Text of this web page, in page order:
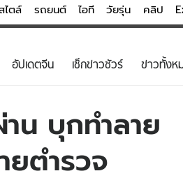
ไตล์ รถยนต์ ไอที วัยรุ่น คลิป
ไลฟ์สไตล์
วัยรุ่น
ไอที
รถยนต์
บัน
อัปเดตจีน เช็กข่าวชัวร์ ข่าวทั้งห
น บุกทำลาย
ยตำรวจ